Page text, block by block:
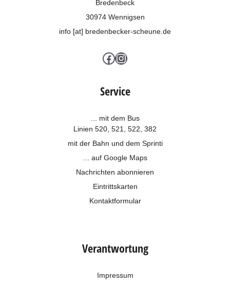
Bredenbeck
30974 Wennigsen
info [at] bredenbecker-scheune.de
Facebook
Instagram
Service
... mit dem Bus
Linien 520, 521, 522, 382
mit der Bahn und dem Sprinti
... auf Google Maps
Nachrichten abonnieren
Eintrittskarten
Kontaktformular
Verantwortung
Impressum